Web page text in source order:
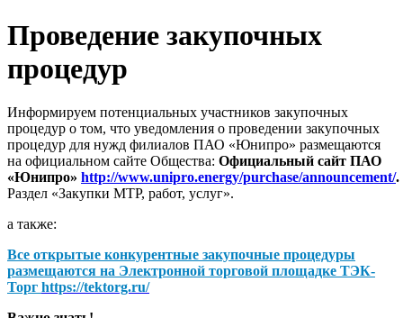
Проведение закупочных
процедур
Информируем потенциальных участников закупочных
процедур о том, что уведомления о проведении закупочных
процедур для нужд филиалов ПАО «Юнипро» размещаются
на официальном сайте Общества: Официальный сайт ПАО
«Юнипро» http://www.unipro.energy/purchase/announcement/.
Раздел «Закупки МТР, работ, услуг».
а также:
Все открытые конкурентные закупочные процедуры
размещаются на Электронной торговой площадке ТЭК-
Торг https://tektorg.ru/